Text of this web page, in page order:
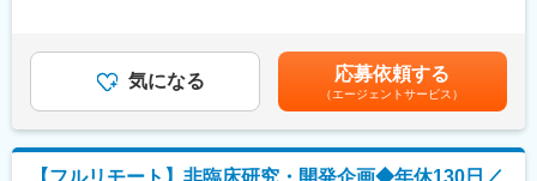
・会議や打ち合わせで必要な時は大阪・東京等へ出張（宿泊も伴
います）が発生します。
※国内出張の頻度は1~3回/年です。（海外出張はほとんどありませ
ん。）
・三極規制当局との事前相談を含むリエゾン業務および規制動向
の調査・分析・アドバイス
・新薬ライセンス導入時のデューデリジェンス対応
額であり、選考を通じて上下する可能性があります。月給(月額)は
固定手当を含めた表記です。
気になる 応募依頼する
（エージェントサービス）
【フルリモート】非臨床研究・開発企画◆年休130日／